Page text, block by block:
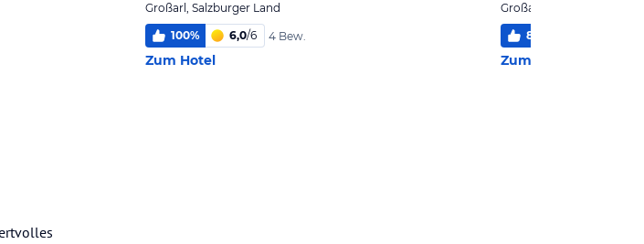
Großarl, Salzburger Land
100% 6,0/6 4 Bew.
Zum Hotel
Großarl, Salzburger Land
82
Zum Hotel